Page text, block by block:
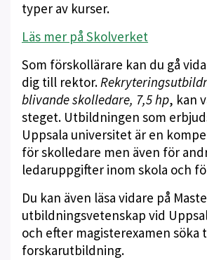
typer av kurser.
Läs mer på Skolverket
Som förskollärare kan du gå
dig till rektor.
blivande skolledare, 7,5 hp, kan
steget. Utbildningen som
Uppsala universitet är en
för skolledare men även för
ledaruppgifter inom skola och
Du kan även läsa vidare på
utbildningsvetenskap vid
och efter magisterexamen söka
forskarutbildning.